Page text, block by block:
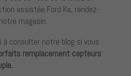
assistée Ford Ka, rendez-
magasin.
à consulter notre blog si vous
remplacement capteurs